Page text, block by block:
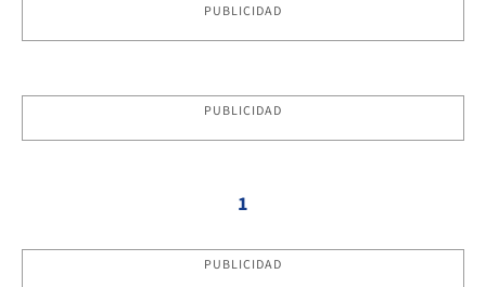
PUBLICIDAD
PUBLICIDAD
1
PUBLICIDAD